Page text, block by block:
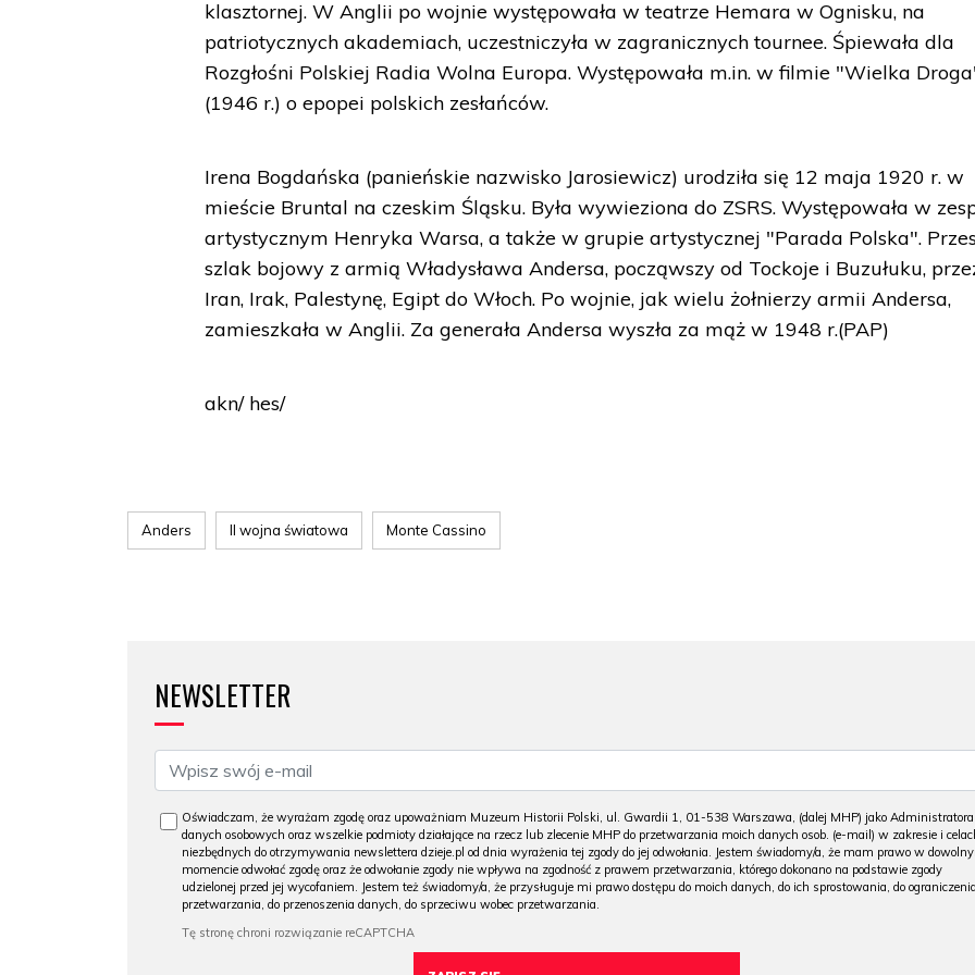
klasztornej. W Anglii po wojnie występowała w teatrze Hemara w Ognisku, na
patriotycznych akademiach, uczestniczyła w zagranicznych tournee. Śpiewała dla
Rozgłośni Polskiej Radia Wolna Europa. Występowała m.in. w filmie "Wielka
(1946 r.) o epopei polskich zesłańców.
Irena Bogdańska (panieńskie nazwisko Jarosiewicz) urodziła się 12 maja 1920 r. w
mieście Bruntal na czeskim Śląsku. Była wywieziona do ZSRS. Występowała w
artystycznym Henryka Warsa, a także w grupie artystycznej "Parada Polska".
szlak bojowy z armią Władysława Andersa, począwszy od Tockoje i Buzułuku,
Iran, Irak, Palestynę, Egipt do Włoch. Po wojnie, jak wielu żołnierzy armii Andersa,
zamieszkała w Anglii. Za generała Andersa wyszła za mąż w 1948 r.(PAP)
akn/ hes/
Anders II wojna światowa Monte Cassino
NEWSLETTER
Oświadczam, że wyrażam zgodę oraz upoważniam Muzeum Historii Polski, ul. Gwardii 1, 01-538 Warszawa, (dalej MHP) jako Administratora
danych osobowych oraz wszelkie podmioty działające na rzecz lub zlecenie MHP do przetwarzania moich danych osob. (e-mail) w zakresie i
niezbędnych do otrzymywania newslettera dzieje.pl od dnia wyrażenia tej zgody do jej odwołania. Jestem świadomy/a, że mam prawo w
momencie odwołać zgodę oraz że odwołanie zgody nie wpływa na zgodność z prawem przetwarzania, którego dokonano na podstawie zgody
udzielonej przed jej wycofaniem. Jestem też świadomy/a, że przysługuje mi prawo dostępu do moich danych, do ich sprostowania, do ograniczenia
przetwarzania, do przenoszenia danych, do sprzeciwu wobec przetwarzania.